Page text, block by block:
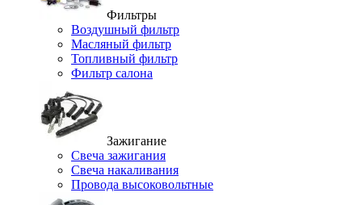
Фильтры
Воздушный фильтр
Масляный фильтр
Топливный фильтр
Фильтр салона
Зажигание
Свеча зажигания
Свеча накаливания
Провода высоковольтные